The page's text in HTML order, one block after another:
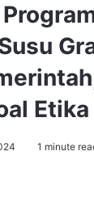
Etika
1 minute